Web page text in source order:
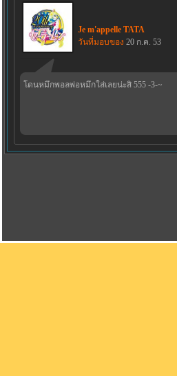
Je m'appelle TATA
วันที่มอบของ 20 ก.ค. 53
โดนหมึกพอลพ่อหมึกใส่เลยน่ะสิ 555 -3-~